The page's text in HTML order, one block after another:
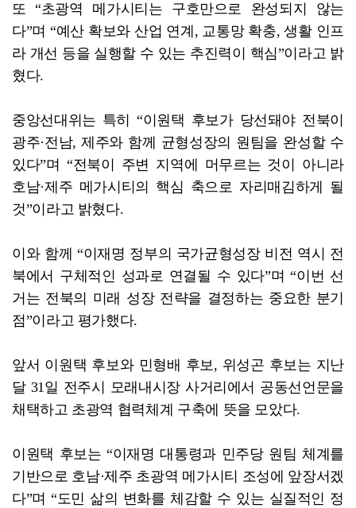
또 “초광역 메가시티는 구호만으로 완성되지 않는
다”며 “예산 확보와 산업 연계, 교통망 확충, 생활 인프
라 개선 등을 실행할 수 있는 추진력이 핵심”이라고 밝
혔다.
중앙선대위는 특히 “이원택 후보가 당선돼야 전북이
광주·전남, 제주와 함께 균형성장의 원팀을 완성할 수
있다”며 “전북이 주변 지역에 머무르는 것이 아니라
호남·제주 메가시티의 핵심 축으로 자리매김하게 될
것”이라고 밝혔다.
이와 함께 “이재명 정부의 국가균형성장 비전 역시 전
북에서 구체적인 성과로 연결될 수 있다”며 “이번 선
거는 전북의 미래 성장 전략을 결정하는 중요한 분기
점”이라고 평가했다.
앞서 이원택 후보와 민형배 후보, 위성곤 후보는 지난
달 31일 전주시 모래내시장 사거리에서 공동선언문을
채택하고 초광역 협력체계 구축에 뜻을 모았다.
이원택 후보는 “이재명 대통령과 민주당 원팀 체계를
기반으로 호남·제주 초광역 메가시티 조성에 앞장서겠
다”며 “도민 삶의 변화를 체감할 수 있는 실질적인 정